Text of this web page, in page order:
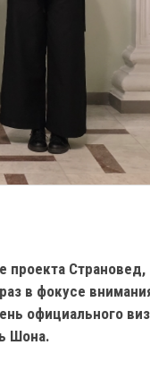
проекта Страновед,
в фокусе
официального
Шона.